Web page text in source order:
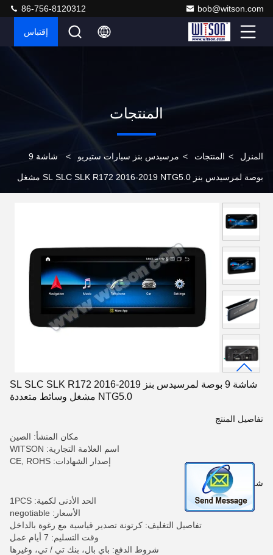
bob@witson.com
86-756-8120312
إقتباس
المنتجات
المنزل > المنتجات > مرسيدس بنز سيارات ستيريو > شاشة 9
بوصة لمرسيدس بنز SL SLC SLK R172 2016-2019 NTG5.0 مشغل
شاشة 9 بوصة لمرسيدس بنز SL SLC SLK R172 2016-2019
NTG5.0 مشغل وسائط متعددة
تفاصيل المنتج
مكان المنشأ: الصين
اسم العلامة التجارية: WITSON
إصدار الشهادات: CE, ROHS
شروط الدفع والشحن
الحد الأدنى لكمية: 1PCS
الأسعار: negotiable
تفاصيل التغليف: كرتونة تصدير قياسية مع رغوة بالداخل
وقت التسليم: 7 أيام عمل
شروط الدفع: باي بال، بنك تي / تي، وغيرها